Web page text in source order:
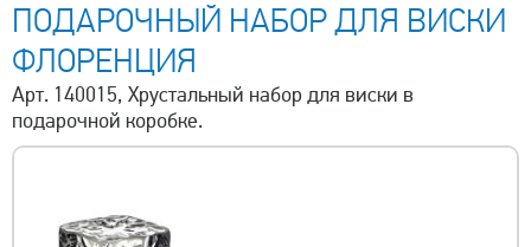
ПОДАРОЧНЫЙ НАБОР ДЛЯ ВИСКИ
ФЛОРЕНЦИЯ
Арт. 140015, Хрустальный набор для виски в
подарочной коробке.